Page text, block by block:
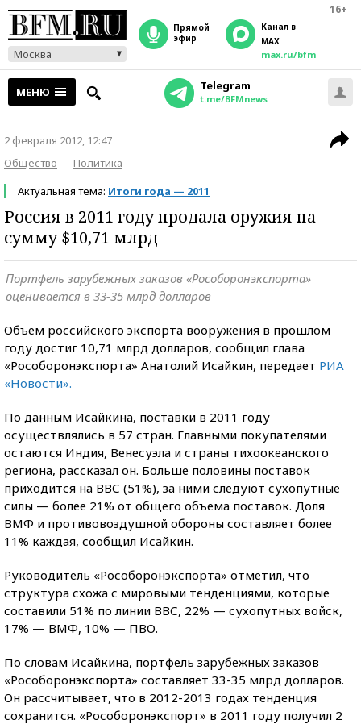
16+
Москва
прямой
эфир
Канал в
MAX
max.ru/bfm
МЕНЮ Telegram
t.me/BFMnews
2 февраля 2012, 12:47
Общество
Политика
Актуальная тема: Итоги года — 2011
Россия в 2011 году продала оружия на
сумму $10,71 млрд
Портфель зарубежных заказов «Рособоронэкспорта»
оценивается в 33-35 млрд долларов
Объем российского экспорта вооружения в прошлом
году достиг 10,71 млрд долларов, сообщил глава
«Рособоронэкспорта» Анатолий Исайкин, передает РИА
«Новости».
По данным Исайкина, поставки в 2011 году
осуществлялись в 57 стран. Главными покупателями
остаются Индия, Венесуэла и страны тихоокеанского
региона, рассказал он. Больше половины поставок
приходится на ВВС (51%), за ними следуют сухопутные
силы — более 21% от общего объема поставок. Доля
ВМФ и противовоздушной обороны составляет более
11% каждая, сообщил Исайкин.
Руководитель «Рособоронэкспорта» отметил, что
структура схожа с мировыми тенденциями, которые
составили 51% по линии ВВС, 22% — сухопутных войск,
17% — ВМФ, 10% — ПВО.
По словам Исайкина, портфель зарубежных заказов
«Рособоронэкспорта» составляет 33-35 млрд долларов.
Он рассчитывает, что в 2012-2013 годах тенденция
сохранится. «Рособоронэкспорт» в 2011 году получил 2